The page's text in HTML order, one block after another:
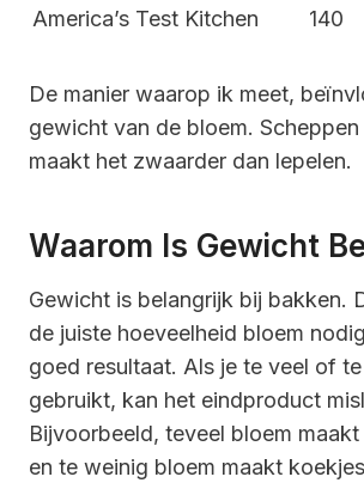
America’s Test Kitchen 140
De manier waarop ik meet,
gewicht van de bloem.
maakt het zwaarder dan lepelen.
Waarom Is Gewicht
Gewicht is belangrijk bij bakken.
de juiste hoeveelheid bloem
goed resultaat. Als je te veel of
gebruikt, kan het eindproduct
Bijvoorbeeld, teveel bloem
en te weinig bloem maakt